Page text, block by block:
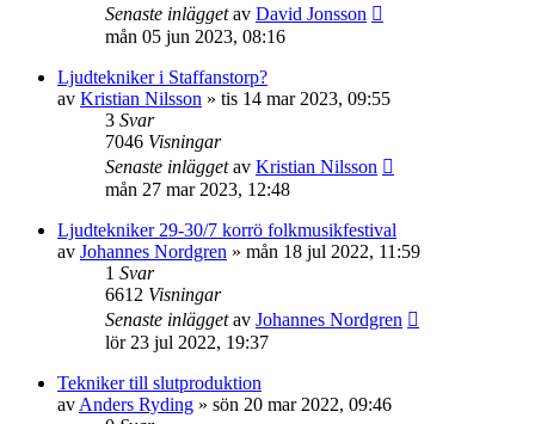
Senaste inläggetav David Jonsson
mån 05 jun 2023, 08:16
Ljudtekniker i Staffanstorp?
av Kristian Nilsson » tis 14 mar 2023, 09:55
3 Svar
7046 Visningar
Senaste inläggetav Kristian Nilsson
mån 27 mar 2023, 12:48
Ljudtekniker 29-30/7 korrö folkmusikfestival
av Johannes Nordgren » mån 18 jul 2022, 11:59
1 Svar
6612 Visningar
Senaste inläggetav Johannes Nordgren
lör 23 jul 2022, 19:37
Tekniker till slutproduktion
av Anders Ryding » sön 20 mar 2022, 09:46